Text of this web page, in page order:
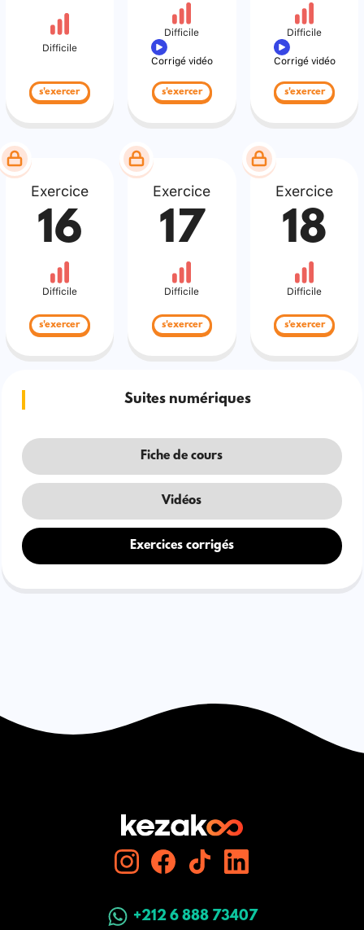
Difficile
s'exercer
Difficile
Corrigé vidéo
s'exercer
Difficile
Corrigé vidéo
s'exercer
Exercice
16
Difficile
s'exercer
Exercice
17
Difficile
s'exercer
Exercice
18
Difficile
s'exercer
Suites numériques
Fiche de cours
Vidéos
Exercices corrigés
+212 6 888 73407